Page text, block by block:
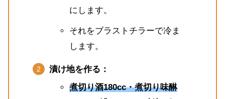
にします。
それをブラストチラーで冷ま
します。
漬け地を作る：
煮切り酒180cc・煮切り味醂